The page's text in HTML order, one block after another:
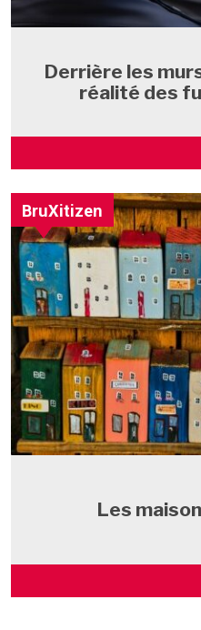
Derrière les
réalité des
BruXitizen
Les